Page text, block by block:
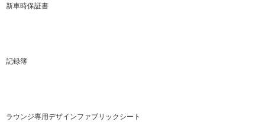
新車時保証書
記録簿
ラウンジ専用デザインファブリックシート